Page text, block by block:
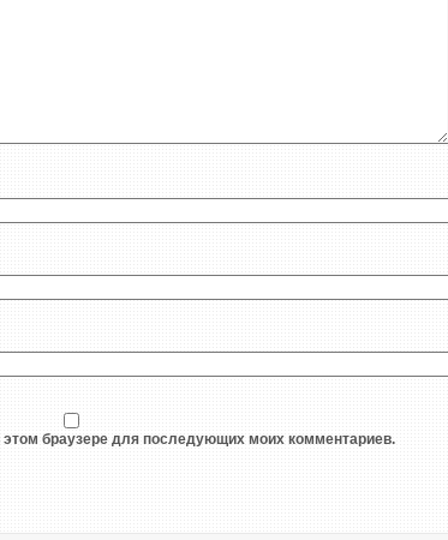
браузере для последующих моих комментариев.